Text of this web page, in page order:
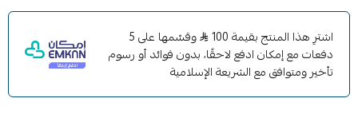
اشترِ هذا المنتج بقيمة 100
وقسّمها على 5
دفعات مع إمكان ادفع لاحقًا، بدون فوائد أو رسوم
تأخير ومتوافق مع الشريعة الإسلامية